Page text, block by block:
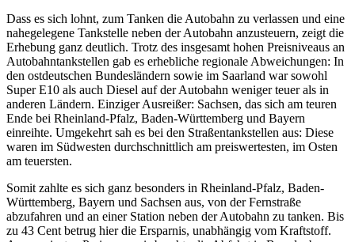
Dass es sich lohnt, zum Tanken die Autobahn zu verlassen und eine
nahegelegene Tankstelle neben der Autobahn anzusteuern, zeigt die
Erhebung ganz deutlich. Trotz des insgesamt hohen Preisniveaus an
Autobahntankstellen gab es erhebliche regionale Abweichungen: In
den ostdeutschen Bundesländern sowie im Saarland war sowohl
Super E10 als auch Diesel auf der Autobahn weniger teuer als in
anderen Ländern. Einziger Ausreißer: Sachsen, das sich am teuren
Ende bei Rheinland-Pfalz, Baden-Württemberg und Bayern
einreihte. Umgekehrt sah es bei den Straßentankstellen aus: Diese
waren im Südwesten durchschnittlich am preiswertesten, im Osten
am teuersten.
Somit zahlte es sich ganz besonders in Rheinland-Pfalz, Baden-
Württemberg, Bayern und Sachsen aus, von der Fernstraße
abzufahren und an einer Station neben der Autobahn zu tanken. Bis
zu 43 Cent betrug hier die Ersparnis, unabhängig vom Kraftstoff.